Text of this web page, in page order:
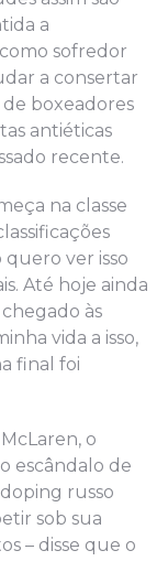
a
sofredor
a consertar
de boxeadores
antiéticas
recente.
na classe
quero ver isso
Até hoje ainda
às
vida a isso,
final foi
o
escândalo de
russo
sob sua
– disse que o